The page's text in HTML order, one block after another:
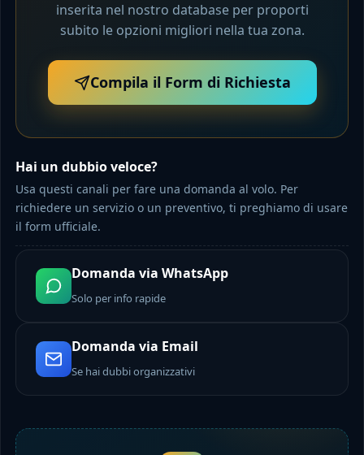
inserita nel nostro database per proporti
subito le opzioni migliori nella tua zona.
Compila il Form di Richiesta
Hai un dubbio veloce?
Usa questi canali per fare una domanda al volo. Per
richiedere un servizio o un preventivo, ti preghiamo di usare
il form ufficiale.
Domanda via WhatsApp
Solo per info rapide
Domanda via Email
Se hai dubbi organizzativi